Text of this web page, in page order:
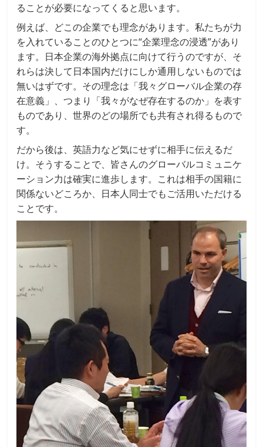
ることが必要になってくると思います。
例えば、どこの企業でも理念があります。私たちが力
を入れていることのひとつに“企業理念の浸透”があり
ます。日本企業の海外拠点に向けて行うのですが、そ
れらは決して日本国内だけにしか通用しないものでは
無いはずです。その理念は「我々グローバル企業の存
在意義」、つまり「我々がなぜ存在するのか」を表す
ものであり、世界のどの場所でも共有され得るもので
す。
だから後は、英語力など気にせずに相手に伝えるだ
け。そうすることで、皆さんのグローバルコミュニケ
ーション力は確実に進歩します。これは相手の国籍に
関係ないどころか、日本人同士でもご活用いただける
ことです。